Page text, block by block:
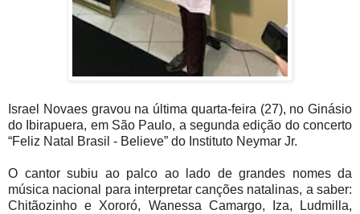
Israel Novaes gravou na última quarta-feira (27), no Ginásio
do Ibirapuera, em São Paulo, a segunda edição do concerto
“Feliz Natal Brasil - Believe” do Instituto Neymar Jr.
O cantor subiu ao palco ao lado de grandes nomes da
música nacional para interpretar canções natalinas, a saber:
Chitãozinho e Xororó, Wanessa Camargo, Iza, Ludmilla,